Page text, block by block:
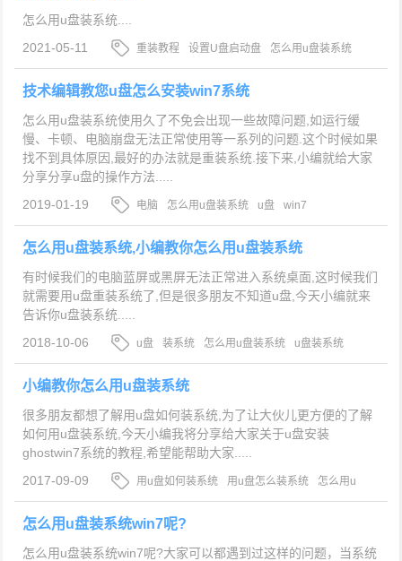
怎么用u盘装系统....
2021-05-11
重装教程 设置U盘启动盘 怎么用u盘装系统
技术编辑教您u盘怎么安装win7系统
怎么用u盘装系统使用久了不免会出现一些故障问题,如运行缓
慢、卡顿、电脑崩盘无法正常使用等一系列的问题.这个时候如果
找不到具体原因,最好的办法就是重装系统.接下来,小编就给大家
分享分享u盘的操作方法.....
2019-01-19
电脑 怎么用u盘装系统 u盘 win7
怎么用u盘装系统,小编教你怎么用u盘装系统
有时候我们的电脑蓝屏或黑屏无法正常进入系统桌面,这时候我们
就需要用u盘重装系统了,但是很多朋友不知道u盘,今天小编就来
告诉你u盘装系统.....
2018-10-06
u盘 装系统 怎么用u盘装系统 u盘装系统
小编教你怎么用u盘装系统
很多朋友都想了解用u盘如何装系统,为了让大伙儿更方便的了解
如何用u盘装系统,今天小编我将分享给大家关于u盘安装
ghostwin7系统的教程,希望能帮助大家.....
2017-09-09
用u盘如何装系统 用u盘怎么装系统
怎么用u
盘装系统
如何用u盘装系统
怎么用u盘装系统win7呢?
怎么用u盘装系统win7呢?大家可以都遇到过这样的问题，当系统